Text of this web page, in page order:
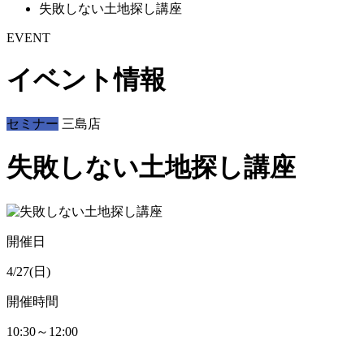
失敗しない土地探し講座
EVENT
イベント情報
セミナー 三島店
失敗しない土地探し講座
開催日
4/27(日)
開催時間
10:30～12:00